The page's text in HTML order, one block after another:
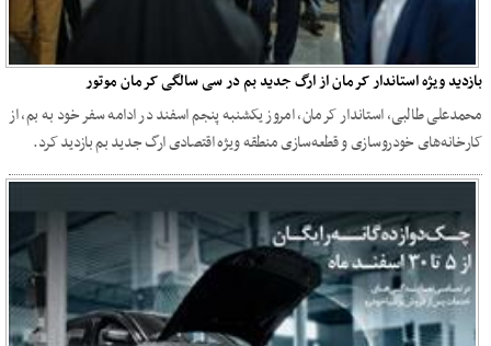
بازدید ویژه استاندار کرمان از ارگ جدید بم در سی سالگی کرمان موتور
محمدعلی طالبی، استاندار کرمان، امروز یکشنبه پنجم اسفند در ادامه سفر خود به بم، از
کارخانه‌های خودروسازی و قطعه‌سازی منطقه ویژه اقتصادی ارگ جدید بم بازدید کرد.